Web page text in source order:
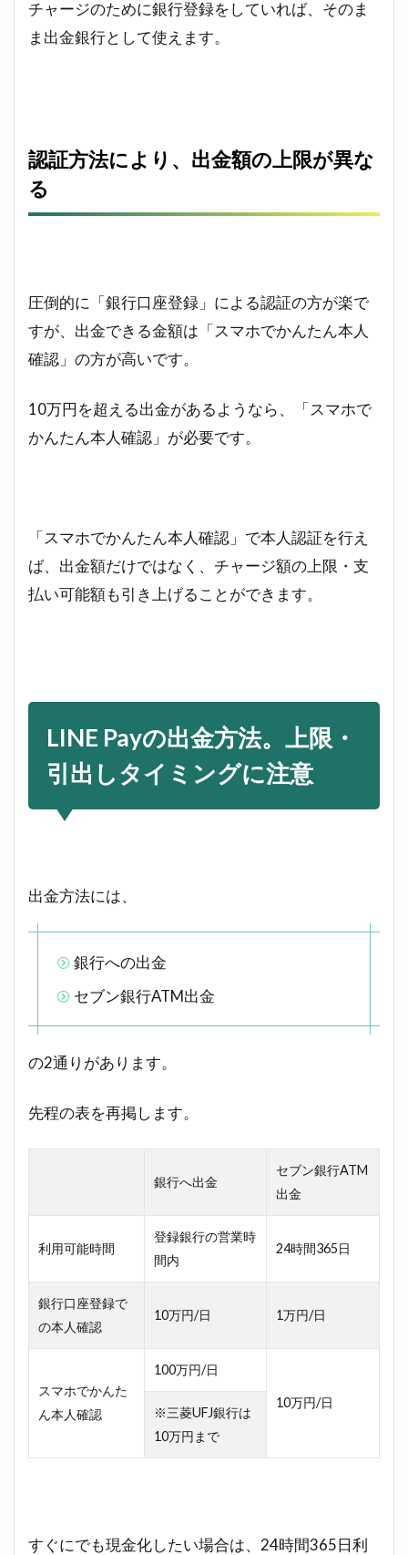
チャージのために銀行登録をしていれば、そのま
ま出金銀行として使えます。
認証方法により、出金額の上限が異な
る
圧倒的に「銀行口座登録」による認証の方が楽で
すが、出金できる金額は「スマホでかんたん本人
確認」の方が高いです。
10万円を超える出金があるようなら、「スマホで
かんたん本人確認」が必要です。
「スマホでかんたん本人確認」で本人認証を行え
ば、出金額だけではなく、チャージ額の上限・支
払い可能額も引き上げることができます。
LINE Payの出金方法。上限・
引出しタイミングに注意
出金方法には、
銀行への出金
セブン銀行ATM出金
の2通りがあります。
先程の表を再掲します。
銀行へ出金
セブン銀行ATM
出金
利用可能時間
登録銀行の営業時
間内
24時間365日
銀行口座登録で
の本人確認
10万円/日 1万円/日
スマホでかんた
ん本人確認
100万円/日
10万円/日
※三菱UFJ銀行は
10万円まで
すぐにでも現金化したい場合は、24時間365日利